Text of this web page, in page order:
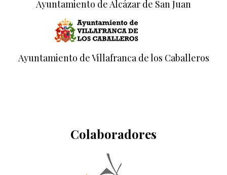
Ayuntamiento de Alcázar de San Juan
Ayuntamiento de Villafranca de los Caballeros
Colaboradores